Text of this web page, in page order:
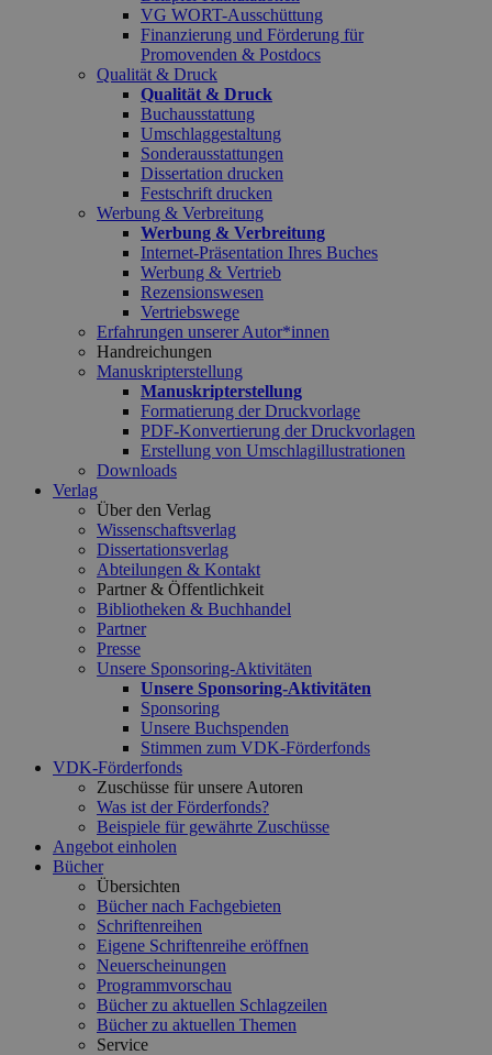
VG WORT-Ausschüttung
Finanzierung und Förderung für
Promovenden & Postdocs
Qualität & Druck
Qualität & Druck
Buchausstattung
Umschlaggestaltung
Sonderausstattungen
Dissertation drucken
Festschrift drucken
Werbung & Verbreitung
Werbung & Verbreitung
Internet-Präsentation Ihres Buches
Werbung & Vertrieb
Rezensionswesen
Vertriebswege
Erfahrungen unserer Autor*innen
Handreichungen
Manuskripterstellung
Manuskripterstellung
Formatierung der Druckvorlage
PDF-Konvertierung der Druckvorlagen
Erstellung von Umschlagillustrationen
Downloads
Verlag
Über den Verlag
Wissenschaftsverlag
Dissertationsverlag
Abteilungen & Kontakt
Partner & Öffentlichkeit
Bibliotheken & Buchhandel
Partner
Presse
Unsere Sponsoring-Aktivitäten
Unsere Sponsoring-Aktivitäten
Sponsoring
Unsere Buchspenden
Stimmen zum VDK-Förderfonds
VDK-Förderfonds
Zuschüsse für unsere Autoren
Was ist der Förderfonds?
Beispiele für gewährte Zuschüsse
Angebot einholen
Bücher
Übersichten
Bücher nach Fachgebieten
Schriftenreihen
Eigene Schriftenreihe eröffnen
Neuerscheinungen
Programmvorschau
Bücher zu aktuellen Schlagzeilen
Bücher zu aktuellen Themen
Service